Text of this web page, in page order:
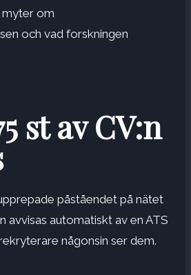
myter om
och vad forskningen
st av CV:n
påståendet på nätet
avvisas automatiskt av en ATS
någonsin ser dem.